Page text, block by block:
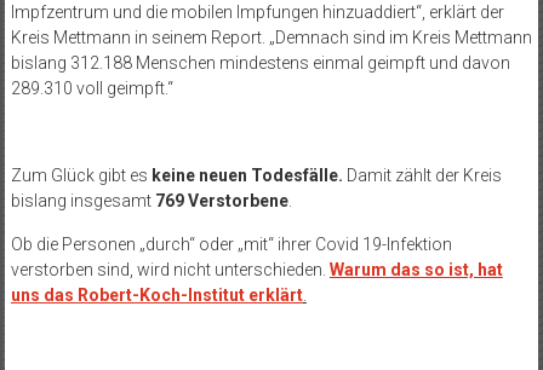
Impfzentrum und die mobilen Impfungen hinzuaddiert“, erklärt der
Kreis Mettmann in seinem Report. „Demnach sind im Kreis Mettmann
bislang 312.188 Menschen mindestens einmal geimpft und davon
289.310 voll geimpft.“
Zum Glück gibt es keine neuen Todesfälle. Damit zählt der Kreis
bislang insgesamt 769 Verstorbene.
Ob die Personen „durch“ oder „mit“ ihrer Covid 19-Infektion
verstorben sind, wird nicht unterschieden. Warum das so ist, hat
uns das Robert-Koch-Institut erklärt.